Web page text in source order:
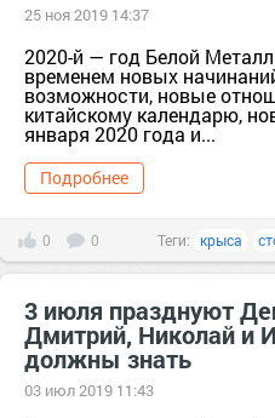
25 ноя 2019 14:37
2020-й — год Белой
временем новых
возможности, новые
китайскому календарю,
января 2020 года и...
Подробнее
0 0 Теги: крыса
3 июля празднуют
Дмитрий, Николай и
должны знать
03 июл 2019 11:43